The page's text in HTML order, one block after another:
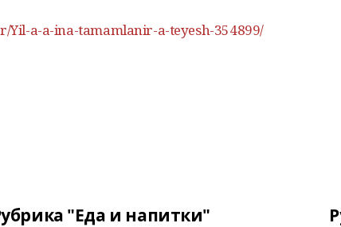
a-a-ina-tamamlanir-a-teyesh-354899/
"Еда и напитки"